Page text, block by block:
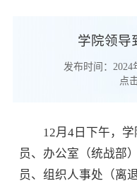
学院领导
发布时间：2024
点
12月4日下午，
员、办公室（统战部
员、组织人事处（离